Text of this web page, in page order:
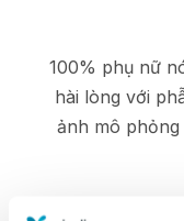
100% phụ nữ
hài lòng với
ảnh mô